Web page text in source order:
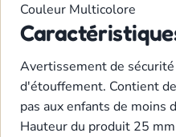
Couleur Multicolore
Avertissement de sécurité
d'étouffement. Contient
pas aux enfants de moins
Hauteur du produit 25 mm